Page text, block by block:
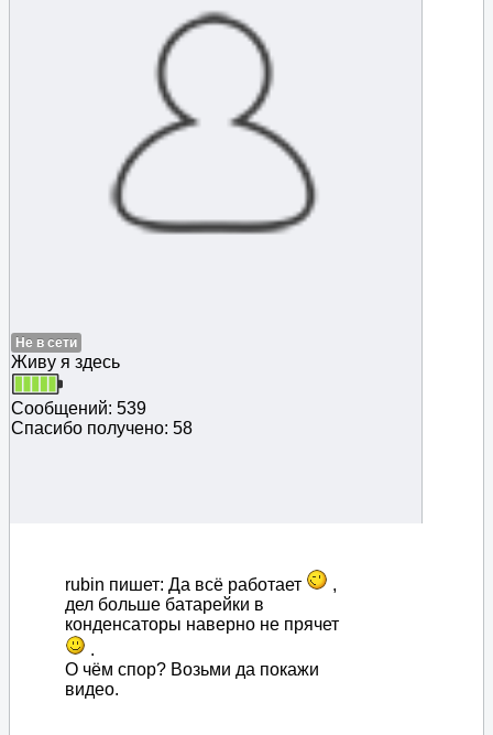
Не в сети
Живу я здесь
Сообщений: 539
Спасибо получено: 58
rubin пишет: Да всё работает
,
дел больше батарейки в
конденсаторы наверно не прячет
.
О чём спор? Возьми да покажи
видео.